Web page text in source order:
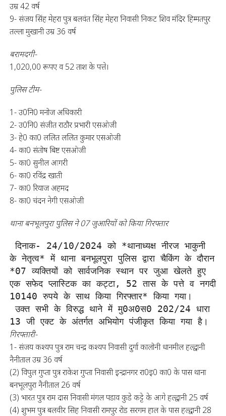
उम्र 42 वर्ष
9- संजय सिंह मेहरा पुत्र बलवंत सिंह मेहरा निवासी निकट शिव मंदिर हिम्मतपुर
तल्ला मुखानी उम्र 36 वर्ष
बरामदगी-
1,020,00 रूपए व 52 ताश के पत्ते।
पुलिस टीम-
1- उ0नि0 मनोज अधिकारी
2- उ0नि0 संजीत राठौर प्रभारी एसओजी
3- हे0 का0 ललित ललित कुमार एसओजी
4- का0 संतोष बिष्ट एसओजी
5- का0 सुनील आगरी
6- का0 रविंद्र खाती
7- का0 रियाज अहमद
8- का0 चंदन नेगी एसओजी
थाना बनभूलपुरा पुलिस ने 07 जुआरियों को किया गिरफ्तार
दिनाक- 24/10/2024 को *थानाध्यक्ष नीरज भाकुनी
के नेतृत्व* में थाना बनभूलपुरा पुलिस द्वारा चैकिंग के दौरान
*07 व्यक्तियों को सार्वजनिक स्थान पर जुआ खेलते हुए
एक सफेद प्लास्टिक का कट्टा, 52 तास के पत्ते व नगदी
10140 रुपये के साथ किया गिरफ्तार* किया गया।
उक्त सभी के विरुद्ध थाने में मु0अ0स0 202/24 धारा
13 जी एक्ट के अंतर्गत अभियोग पंजीकृत किया गया है।
गिरफ्तारी-
1- संजय कश्यप पुत्र राम चन्द्र कश्यप निवासी दुर्गा कालोनी धानमील हल्द्वानी
नैनीताल उम्र 36 वर्ष
(2) विपुल गुप्ता पुत्र राकेश गुप्ता निवासी इन्द्रानगर रा0इ0 का0 के पास थाना
बनभूलपुरा नैनीताल 26 वर्ष
(3) भारत पुत्र राम दास निवासी मंगल पडाव कुडे कट्टे के आगे हल्द्वानी 25 वर्ष
(4) शुभम पुत्र बलवीर सिह निवासी रामपुर रोड सरगम हाल के पास हल्द्वानी 28